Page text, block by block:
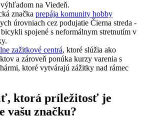
na Viedeň.
značka prepája komunity hobby
úrovniach cez podujatie Čierna streda -
spojené s neformálnym stretnutím v
zažitkové centrá, ktoré slúžia ako
a zároveň ponúka kurzy varenia s
ktoré vytvárajú zážitky nad rámec
ktorá príležitosť je
vašu značku?